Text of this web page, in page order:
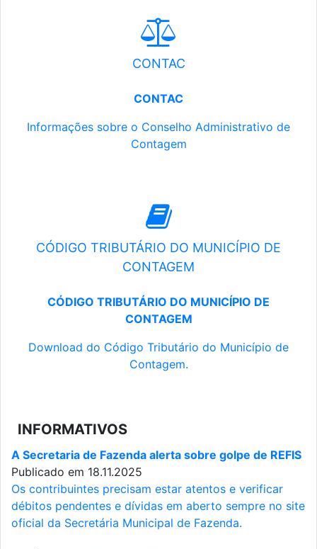
CONTAC
CONTAC
Informações sobre o Conselho Administrativo de
Contagem
CÓDIGO TRIBUTÁRIO DO MUNICÍPIO DE
CONTAGEM
CÓDIGO TRIBUTÁRIO DO MUNICÍPIO DE
CONTAGEM
Download do Código Tributário do Município de
Contagem.
INFORMATIVOS
A Secretaria de Fazenda alerta sobre golpe de REFIS
Publicado em 18.11.2025
Os contribuintes precisam estar atentos e verificar
débitos pendentes e dívidas em aberto sempre no site
oficial da Secretária Municipal de Fazenda.